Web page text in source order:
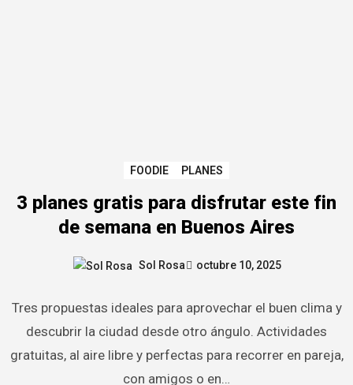
FOODIE PLANES
3 planes gratis para disfrutar este fin
de semana en Buenos Aires
Sol Rosa octubre 10, 2025
Tres propuestas ideales para aprovechar el buen clima y
descubrir la ciudad desde otro ángulo. Actividades
gratuitas, al aire libre y perfectas para recorrer en pareja,
con amigos o en…